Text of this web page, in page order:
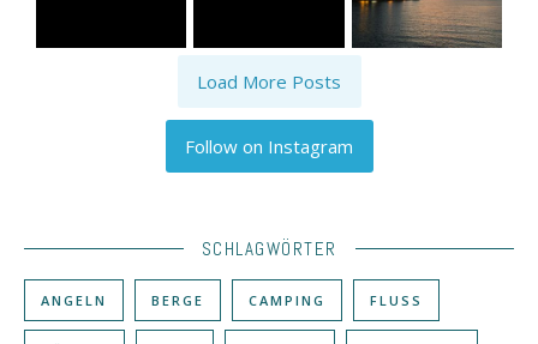
Load More Posts
Follow on Instagram
SCHLAGWÖRTER
ANGELN BERGE CAMPING FLUSS